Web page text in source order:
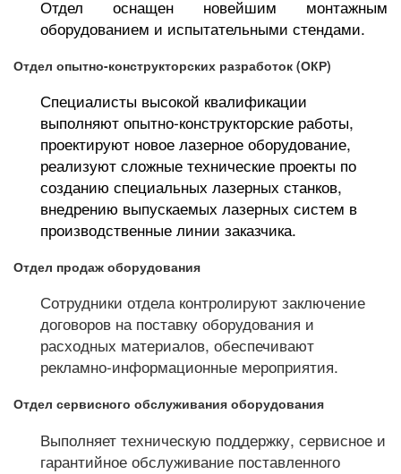
Отдел оснащен новейшим монтажным
оборудованием и испытательными стендами.
Отдел опытно-конструкторских разработок (ОКР)
Специалисты высокой квалификации
выполняют опытно-конструкторские работы,
проектируют новое лазерное оборудование,
реализуют сложные технические проекты по
созданию специальных лазерных станков,
внедрению выпускаемых лазерных систем в
производственные линии заказчика.
Отдел продаж оборудования
Сотрудники отдела контролируют заключение
договоров на поставку оборудования и
расходных материалов, обеспечивают
рекламно-информационные мероприятия.
Отдел сервисного обслуживания оборудования
Выполняет техническую поддержку, сервисное и
гарантийное обслуживание поставленного